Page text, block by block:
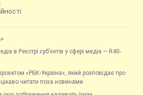
в Реєстрі суб’єктів у сфері медіа — R40-
«РБК-Україна», який розповідає про
читати поза новинами.